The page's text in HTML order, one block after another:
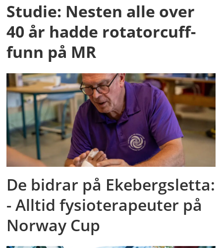
Studie: Nesten alle over
40 år hadde rotatorcuff-
funn på MR
De bidrar på Ekebergsletta:
- Alltid fysioterapeuter på
Norway Cup